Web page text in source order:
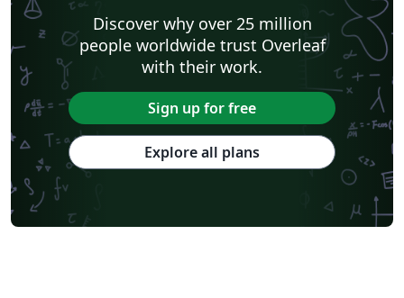
Discover why over 25 million
people worldwide trust Overleaf
with their work.
Sign up for free
Explore all plans